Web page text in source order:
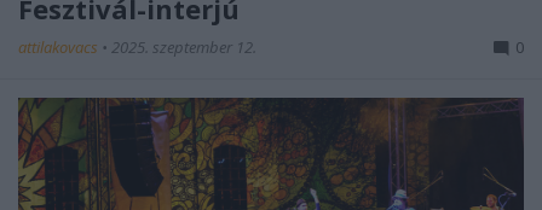
Fesztivál-interjú
attilakovacs • 2025. szeptember 12. 0